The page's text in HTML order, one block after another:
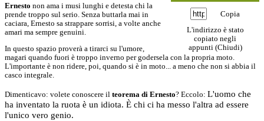
Copia
L'indirizzo è stato
copiato negli
appunti (Chiudi)
Ernesto non ama i musi lunghi e detesta chi la
prende troppo sul serio. Senza buttarla mai in
caciara, Ernesto sa strappare sorrisi, a volte anche
amari ma sempre genuini.
In questo spazio proverà a tirarci su l'umore,
magari quando fuori è troppo inverno per godersela con la propria moto.
L'importante è non ridere, poi, quando si è in moto... a meno che non si abbia il
casco integrale.
Dimenticavo: volete conoscere il teorema di Ernesto? Eccolo: L'uomo che
ha inventato la ruota è un idiota. È chi ci ha messo l'altra ad essere
l'unico vero genio.